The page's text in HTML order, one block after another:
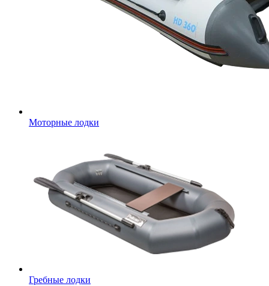
Моторные лодки
Гребные лодки